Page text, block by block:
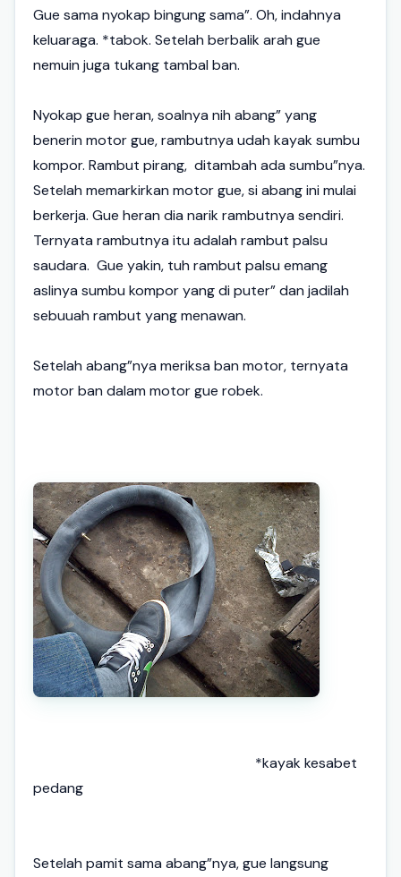
Gue sama nyokap bingung sama”. Oh, indahnya
keluaraga. *tabok. Setelah berbalik arah gue
nemuin juga tukang tambal ban.
Nyokap gue heran, soalnya nih abang” yang
benerin motor gue, rambutnya udah kayak sumbu
kompor. Rambut pirang, ditambah ada sumbu”nya.
Setelah memarkirkan motor gue, si abang ini mulai
berkerja. Gue heran dia narik rambutnya sendiri.
Ternyata rambutnya itu adalah rambut palsu
saudara. Gue yakin, tuh rambut palsu emang
aslinya sumbu kompor yang di puter” dan jadilah
sebuuah rambut yang menawan.
Setelah abang”nya meriksa ban motor, ternyata
motor ban dalam motor gue robek.
*kayak kesabet
pedang
Setelah pamit sama abang”nya, gue langsung